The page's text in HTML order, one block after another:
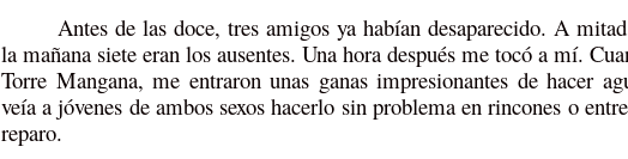
Antes de las doce, tres amigos ya habían desaparecido. A
la mañana siete eran los ausentes. Una hora después me tocó a mí.
Torre Mangana, me entraron unas ganas impresionantes de hacer
veía a jóvenes de ambos sexos hacerlo sin problema en rincones o
reparo.